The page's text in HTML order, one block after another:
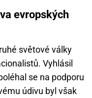
evropských
světové války
Vyhlásil
se na podporu
údivu byl však